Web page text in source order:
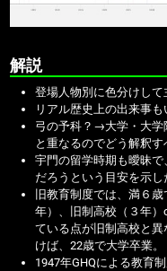
解説
登場人物別に色分けして
リアル歴史上の出来事も
弓の予科？→大学・大学
と重なるのでどう解釈す
宇門の留学時期も曖昧
だろうという目安を示し
旧教育制度では、満６
年）、旧制高校（３年
ている点が旧制高校と
けば、22歳で大学卒業。
1947年GHQによる教育